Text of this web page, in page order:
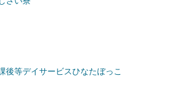
後等デイサービスひなたぼっこ